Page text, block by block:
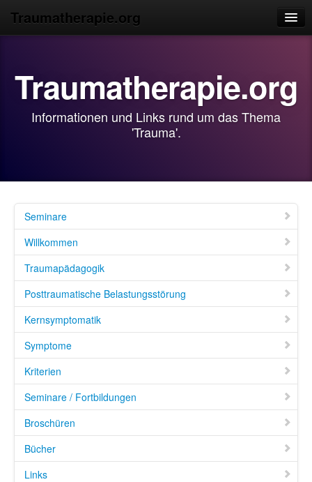
Traumatherapie.org
Mitglieder
Broschüren
Buchempfehlungen
Traumatherapie.org
Informationen und Links rund um das Thema
'Trauma'.
Seminare
Willkommen
Traumapädagogik
Posttraumatische Belastungsstörung
Kernsymptomatik
Symptome
Kriterien
Seminare / Fortbildungen
Broschüren
Bücher
Links